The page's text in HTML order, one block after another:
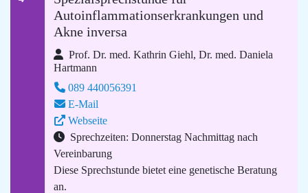
Autoinflammationserkrankungen und
Akne inversa
Prof. Dr. med. Kathrin Giehl, Dr. med. Daniela
Hartmann
089 440056391
E-Mail
Webseite
Sprechzeiten: Donnerstag Nachmittag nach
Vereinbarung
Diese Sprechstunde bietet eine genetische Beratung
an.